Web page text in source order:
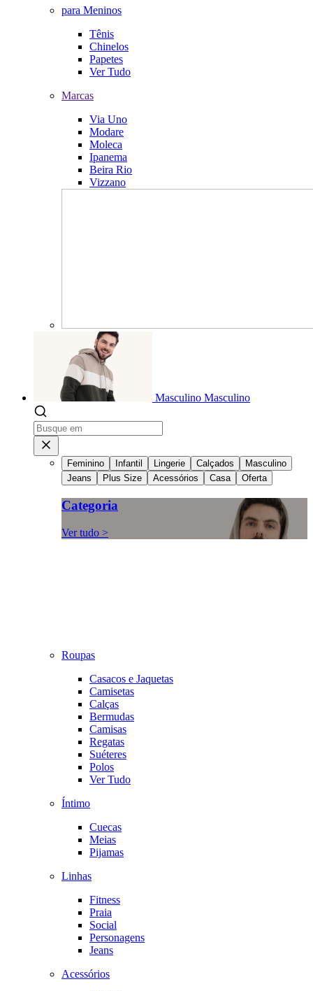
para Meninos
Tênis
Chinelos
Papetes
Ver Tudo
Marcas
Via Uno
Modare
Moleca
Ipanema
Beira Rio
Vizzano
Masculino Masculino
Feminino Infantil Lingerie Calçados
Masculino
Jeans
Plus Size Acessórios Casa Oferta
Categoria
Ver tudo >
Roupas
Casacos e Jaquetas
Camisetas
Calças
Bermudas
Camisas
Regatas
Suéteres
Polos
Ver Tudo
Íntimo
Cuecas
Meias
Pijamas
Linhas
Fitness
Praia
Social
Personagens
Jeans
Acessórios